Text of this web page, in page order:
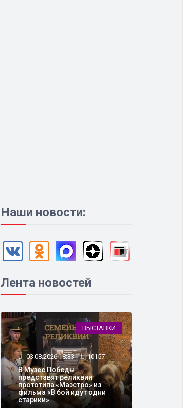
Наши новости:
Лента новостей
ВЫСТАВКИ
03.08.2026 18:33 10157
В Музее Победы
представят реликвии
прототипа «Маэстро» из
фильма «В бой идут одни
старики»